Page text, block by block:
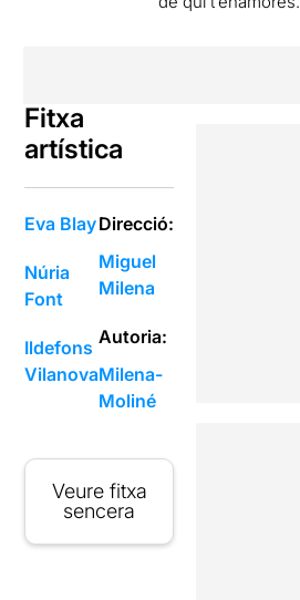
Fitxa
artística
Eva Blay
Núria
Font
Ildefons
Vilanova
Direcció:
Miguel
Milena
Autoria:
Milena-
Moliné
Veure fitxa
sencera